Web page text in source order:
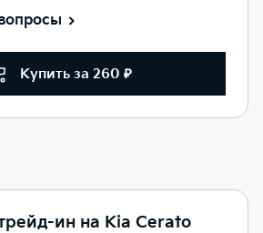
Купить за 260 ₽
ин на Kia Cerato